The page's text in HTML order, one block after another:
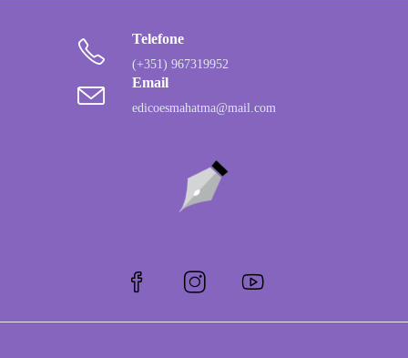
Telefone
(+351) 967319952
Email
edicoesmahatma@mail.com